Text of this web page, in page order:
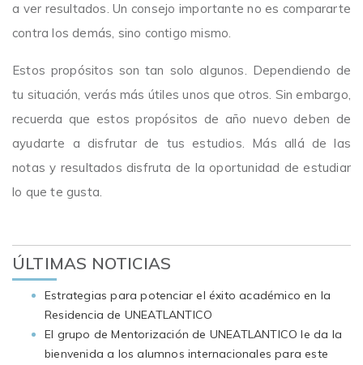
a ver resultados. Un consejo importante no es compararte
contra los demás, sino contigo mismo.
Estos propósitos son tan solo algunos. Dependiendo de
tu situación, verás más útiles unos que otros. Sin embargo,
recuerda que estos propósitos de año nuevo deben de
ayudarte a disfrutar de tus estudios. Más allá de las
notas y resultados disfruta de la oportunidad de estudiar
lo que te gusta.
de
entradas
ÚLTIMAS NOTICIAS
Estrategias para potenciar el éxito académico en la
Residencia de UNEATLANTICO
El grupo de Mentorización de UNEATLANTICO le da la
bienvenida a los alumnos internacionales para este